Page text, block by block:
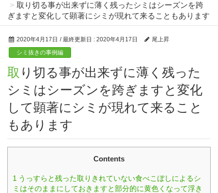
取り切る事が出来ずに薄く残ったシミはシーズンを跨
ぎますと変化して顕著にシミが現れて来ることもあります
2020年4月17日 / 最終更新日 : 2020年4月17日
尾上昇
シミ抜きの事例編
取り切る事が出来ずに薄く残った
シミはシーズンを跨ぎますと変化
して顕著にシミが現れて来ること
もあります
Contents
1 うっすらと残った取りきれていない食べこぼしによるシ
ミはそのままにしておきますと部分的に黄色くなって浮き